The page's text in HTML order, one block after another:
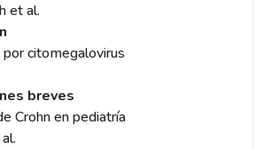
et al.
citomegalovirus
breves
Crohn en pediatría